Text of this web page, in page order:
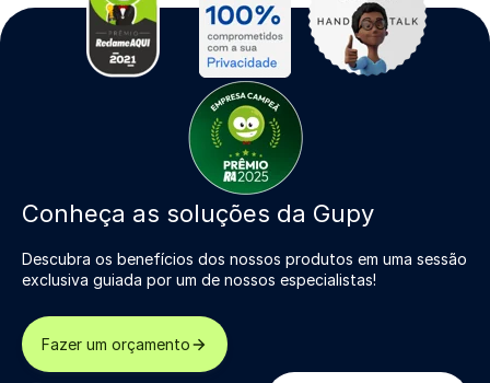
Conheça as soluções da Gupy
Descubra os benefícios dos nossos produtos em uma sessão
exclusiva guiada por um de nossos especialistas!
Fazer um orçamento